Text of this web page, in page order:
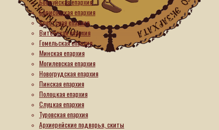
Борисовская епархия
Брестская епархия
Витебская епархия
Гомельская епархия
Минская епархия
Могилевская епархия
Новогрудская епархия
Пинская епархия
Полоцкая епархия
Слуцкая епархия
Туровская епархия
Архиерейские подворья, скиты
преподобного
Паисия